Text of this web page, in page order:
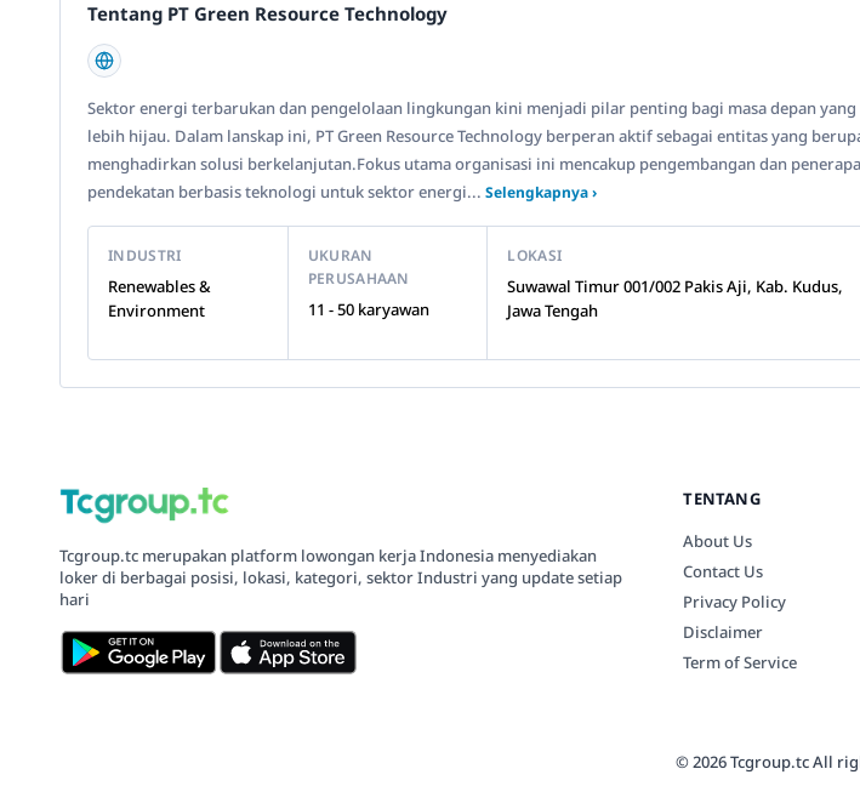
Tentang PT Green Resource Technology
Sektor energi terbarukan dan pengelolaan lingkungan kini menjadi pilar penting bagi masa depan yang
lebih hijau. Dalam lanskap ini, PT Green Resource Technology berperan aktif sebagai entitas yang
menghadirkan solusi berkelanjutan.Fokus utama organisasi ini mencakup pengembangan dan
pendekatan berbasis teknologi untuk sektor energi... Selengkapnya ›
INDUSTRI
Renewables &
Environment
UKURAN
PERUSAHAAN
11 - 50 karyawan
LOKASI
Suwawal Timur 001/002 Pakis Aji, Kab. Kudus,
Jawa Tengah
Tcgroup.tc merupakan platform lowongan kerja Indonesia menyediakan
loker di berbagai posisi, lokasi, kategori, sektor Industri yang update setiap
hari
TENTANG
About Us
Contact Us
Privacy Policy
Disclaimer
Term of Service
© 2026 Tcgroup.tc All